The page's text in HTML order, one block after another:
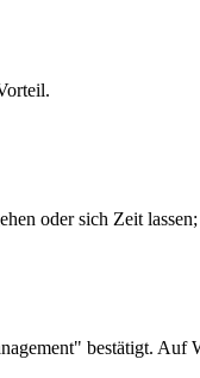
oder sich Zeit
bestätigt.